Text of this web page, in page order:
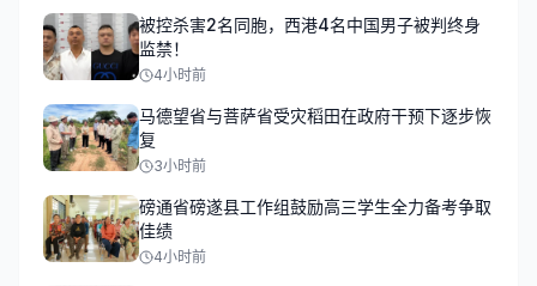
被控杀害2名同胞，西港4名中国男子被判终身
监禁！
4小时前
马德望省与菩萨省受灾稻田在政府干预下逐步恢
复
3小时前
磅通省磅遂县工作组鼓励高三学生全力备考争取
佳绩
4小时前